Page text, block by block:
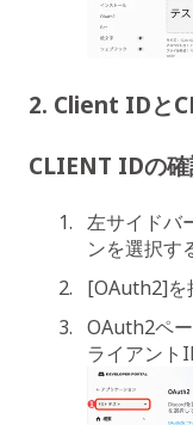
2. Client IDと
CLIENT IDの
左サイドバ
ンを選択す
[OAuth2]を
OAuth2ペ
ライアント